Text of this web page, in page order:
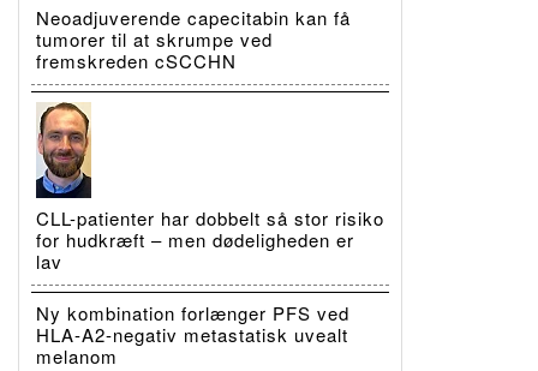
Neoadjuverende capecitabin kan få
tumorer til at skrumpe ved
fremskreden cSCCHN
CLL-patienter har dobbelt så stor risiko
for hudkræft – men dødeligheden er
lav
Ny kombination forlænger PFS ved
HLA-A2-negativ metastatisk uvealt
melanom